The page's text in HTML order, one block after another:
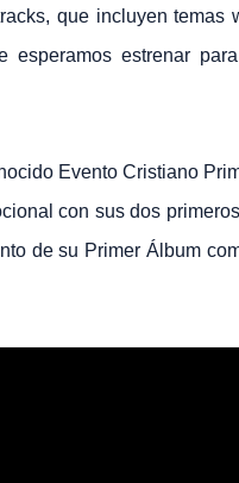
que incluyen temas
esperamos estrenar
Evento Cristiano
con sus dos
de su Primer Álbum